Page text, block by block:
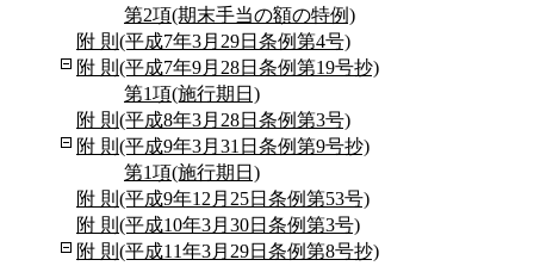
第2項(期末手当の額の特例)
附 則(平成7年3月29日条例第4号)
附 則(平成7年9月28日条例第19号抄)
第1項(施行期日)
附 則(平成8年3月28日条例第3号)
附 則(平成9年3月31日条例第9号抄)
第1項(施行期日)
附 則(平成9年12月25日条例第53号)
附 則(平成10年3月30日条例第3号)
附 則(平成11年3月29日条例第8号抄)